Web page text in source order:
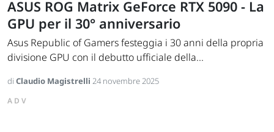
ASUS ROG Matrix GeForce RTX 5090 - La
GPU per il 30° anniversario
Asus Republic of Gamers festeggia i 30 anni della propria
divisione GPU con il debutto ufficiale della...
di Claudio Magistrelli 24 novembre 2025
ADV